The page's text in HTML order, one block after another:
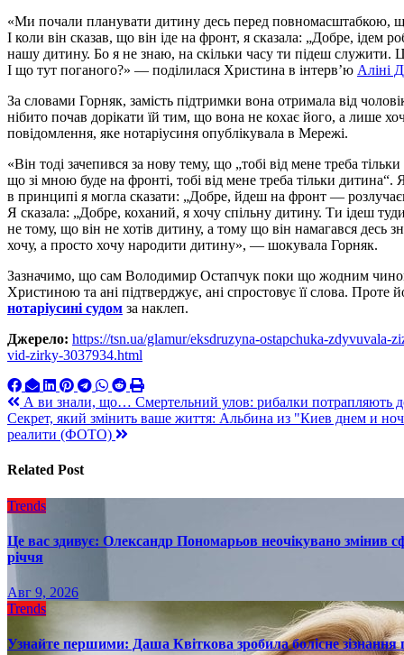
«Ми почали планувати дитину десь перед повномасштабкою,
І коли він сказав, що він іде на фронт, я сказала: „Добре,
нашу дитину. Бо я не знаю, на скільки часу ти підеш служити.
І що тут поганого?» — поділилася Христина в інтерв’ю Аліні
За словами Горняк, замість підтримки вона отримала від
нібито почав дорікати їй тим, що вона не кохає його, а лише
повідомлення, яке нотаріусиня опублікувала в Мережі.
«Він тоді зачепився за нову тему, що „тобі від мене треба
що зі мною буде на фронті, тобі від мене треба тільки
в принципі я могла сказати: „Добре, йдеш на фронт —
Я сказала: „Добре, коханий, я хочу спільну дитину. Ти ідеш
не тому, що він не хотів дитину, а тому що він намагався десь
хочу, а просто хочу народити дитину», — шокувала Горняк.
Зазначимо, що сам Володимир Остапчук поки що жодним
Христиною та ані підтверджує, ані спростовує її слова.
нотаріусині судом за наклеп.
Джерело: https://tsn.ua/glamur/eksdruzyna-ostapchuka-
vid-zirky-3037934.html
Навигация
по
А ви знали, що… Смертельний улов: рибалки потрапляють
Секрет, який змінить ваше життя: Альбина из "Киев днем и
реалити (ФОТО)
Related Post
Trends
Це вас здивує: Олександр Пономарьов неочікувано змінив
річчя
Авг 9, 2026
Trends
Узнайте першими: Даша Квіткова зробила болісне